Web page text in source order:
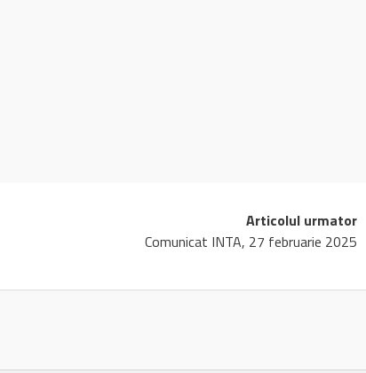
Articolul urmator
Comunicat INTA, 27 februarie 2025